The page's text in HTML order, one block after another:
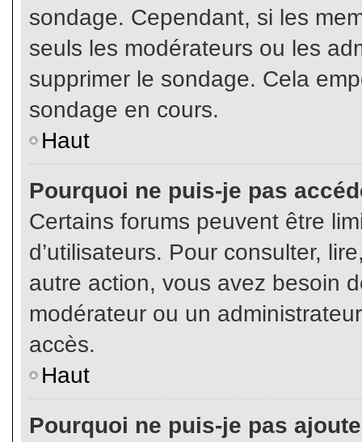
sondage. Cependant, si les
seuls les modérateurs ou les
supprimer le sondage. Cela
sondage en cours.
Haut
Pourquoi ne puis-je pas
Certains forums peuvent être
d’utilisateurs. Pour consulter,
autre action, vous avez besoin
modérateur ou un
accès.
Haut
Pourquoi ne puis-je pas